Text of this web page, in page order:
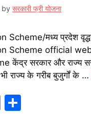
by सरकारी फ्री योजना
Scheme/मध्य प्रदेश
Scheme official
केंद्र सरकार और राज्य
राज्य के गरीब बुजुर्गों के …
E